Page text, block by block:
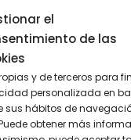
el
de las
y de terceros para
personalizada en
sus hábitos de
obtener más